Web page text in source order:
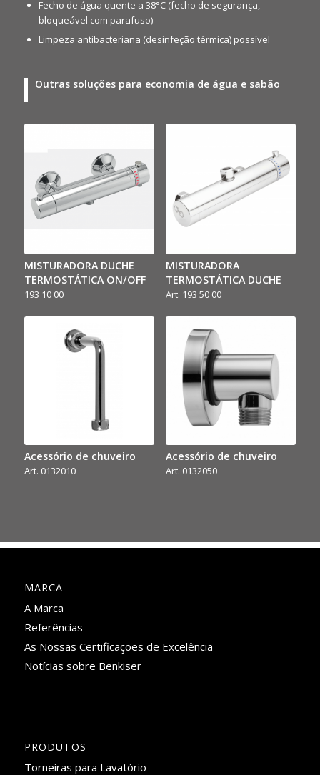
Fecho de água quente a 38°C (fecho de segurança,
bloqueável com parafuso)
Limpeza antibacteriana (desinfeção térmica) possível
Outras soluções para economia de água e sabão
MISTURADORA DUCHE
TERMOSTÁTICA ON/OFF
193 10 00
MISTURADORA
TERMOSTÁTICA DUCHE
Art. 193 50 00
Acessório de chuveiro
Art. 0132010
Acessório de chuveiro
Art. 0132050
MARCA
A Marca
Referências
As Nossas Certificações de Excelência
Notícias sobre Benkiser
PRODUTOS
Torneiras para Lavatório